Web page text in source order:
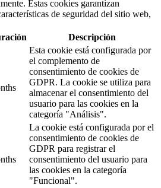
Estas cookies garantizan
de seguridad del sitio web,
Descripción
Esta cookie está configurada por
el complemento de
consentimiento de cookies de
GDPR. La cookie se utiliza para
almacenar el consentimiento del
usuario para las cookies en la
categoría "Análisis".
La cookie está configurada por el
consentimiento de cookies de
GDPR para registrar el
consentimiento del usuario para
las cookies en la categoría
"Funcional".